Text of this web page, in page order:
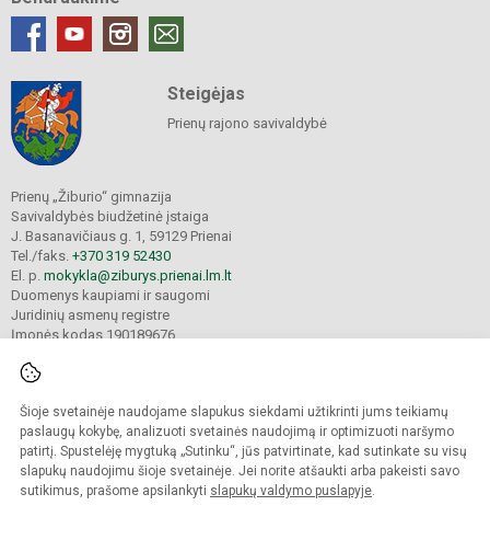
Šioje svetainėje naudojame slapukus siekdami užtikrinti jums teikiamų
paslaugų kokybę, analizuoti svetainės naudojimą ir optimizuoti naršymo
patirtį. Spustelėję mygtuką „Sutinku“, jūs patvirtinate, kad sutinkate su visų
slapukų naudojimu šioje svetainėje. Jei norite atšaukti arba pakeisti savo
sutikimus, prašome apsilankyti slapukų valdymo puslapyje.
Steigėjas
Prienų rajono savivaldybė
Prienų „Žiburio“ gimnazija
Savivaldybės biudžetinė įstaiga
J. Basanavičiaus g. 1, 59129 Prienai
Tel./faks. +370 319 52430
El. p. mokykla@ziburys.prienai.lm.lt
Duomenys kaupiami ir saugomi
Juridinių asmenų registre
Įmonės kodas 190189676
© 2023 Prienų "Žiburio" gimnazija. Visos teisės saugomos.
Kopijuoti turinį be raštiško gimnazijos sutikimo griežtai draudžiama.
Versija neįgaliesiems Slapukų politika
Sumanus būdas atnaujinti